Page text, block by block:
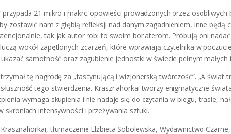
przypada 21 mikro i makro opowieści prowadzonych przez
zostawić nam z głębią refleksji nad danym zagadnieniem, inne będą
tak jak autor robi to swoim bohaterom. Próbują oni
wokół zapętlonych zdarzeń, które wprawiają czytelnika w
samotność oraz zagubienie jednostki w świecie pełnym małych
tę nagrodę za „fascynującą i wizjonerską twórczość”. „A świat
tego stwierdzenia. Krasznahorkai tworzy enigmatyczne
wymaga skupienia i nie nadaje się do czytania w biegu, trasie,
skroniach intensywności i przeżywania sztuki.
tłumaczenie Elżbieta Sobolewska, Wydawnictwo